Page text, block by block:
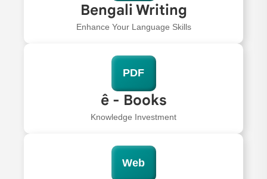
Bengali Writing
Enhance Your Language Skills
PDF
ê - Books
Knowledge Investment
Web